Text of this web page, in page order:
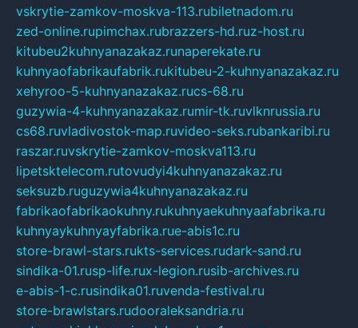
vskrytie-zamkov-moskva-113.rubiletnadom.ru
zed-online.rupimchax.rubrazzers-hd.ruz-host.ru
kitubeu2kuhnyanazakaz.runaperekate.ru
kuhnyaofabrikaufabrik.rukitubeu-2-kuhnyanazakaz.ru
xehyroo-5-kuhnyanazakaz.rucs-68.ru
guzywia-4-kuhnyanazakaz.rumir-tk.ruvlknrussia.ru
cs68.ruvladivostok-map.ruvideo-seks.rubankaribi.ru
raszar.ruvskrytie-zamkov-moskva113.ru
lipetsktelecom.rutovudyi4kuhnyanazakaz.ru
seksuzb.ruguzywia4kuhnyanazakaz.ru
fabrikaofabrikaokuhny.rukuhnyaekuhnyaafabrika.ru
kuhnyaykuhnyayfabrika.rue-abis1c.ru
store-brawl-stars.rukts-services.rudark-sand.ru
sindika-01.rusp-life.rux-legion.rusib-archives.ru
e-abis-1-c.rusindika01.ruvenda-festival.ru
store-brawlstars.rudooraleksandria.ru